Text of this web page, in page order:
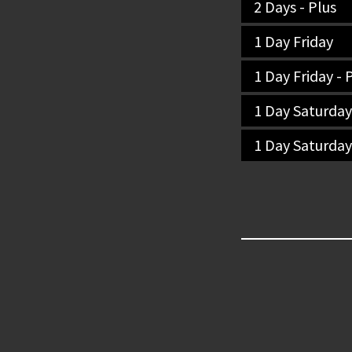
2 Days - Plus
1 Day Friday
1 Day Friday -
1 Day Saturday
1 Day